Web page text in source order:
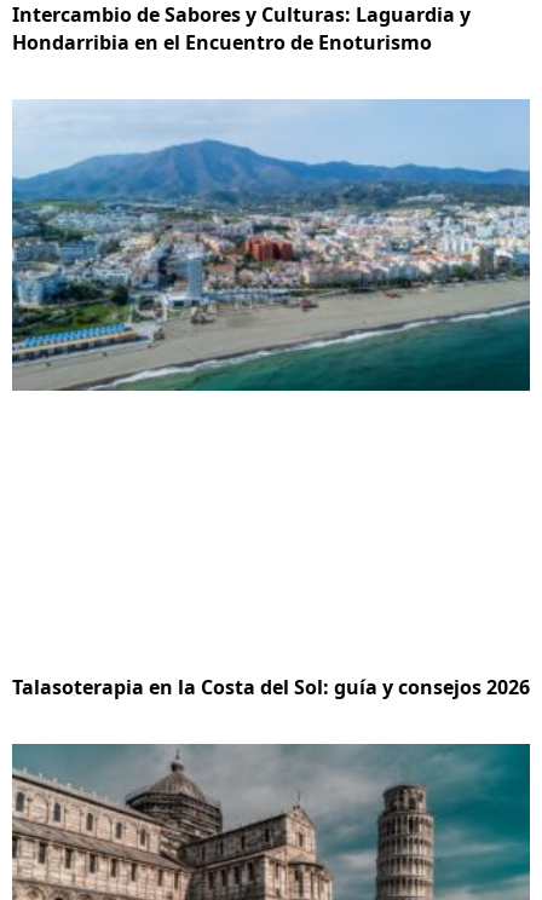
Intercambio de Sabores y Culturas: Laguardia y
Hondarribia en el Encuentro de Enoturismo
Talasoterapia en la Costa del Sol: guía y consejos 2026